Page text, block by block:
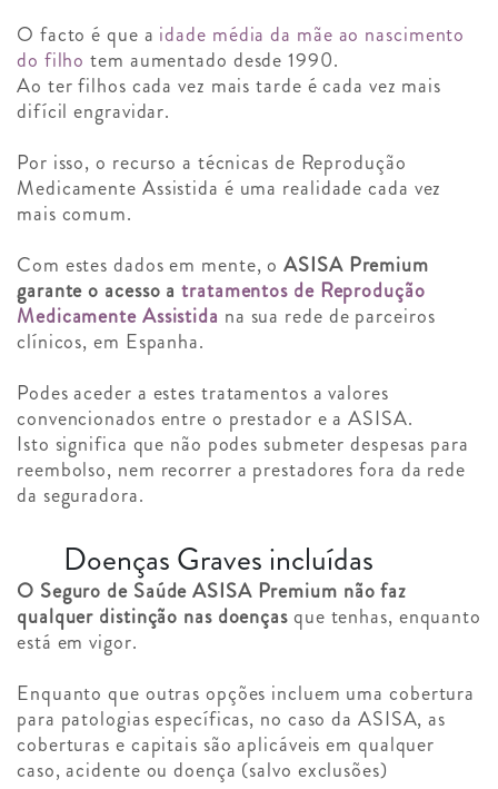
O facto é que a idade média da mãe ao nascimento
do filho tem aumentado desde 1990.
Ao ter filhos cada vez mais tarde é cada vez mais
difícil engravidar.
Por isso, o recurso a técnicas de Reprodução
Medicamente Assistida é uma realidade cada vez
mais comum.
Com estes dados em mente, oASISA Premium
garante o acesso atratamentos de Reprodução
Medicamente Assistida na sua rede de parceiros
clínicos, em Espanha.
Podes aceder a estes tratamentos a valores
convencionados entre o prestador e a ASISA.
Isto significa que não podes submeter despesas para
reembolso, nem recorrer a prestadores fora da rede
da seguradora.
Doenças Graves incluídas
O Seguro de Saúde ASISA Premium não faz
qualquer distinção nas doençasque tenhas, enquanto
está em vigor.
Enquanto que outras opções incluem uma cobertura
para patologias específicas, no caso da ASISA, as
coberturas e capitais são aplicáveis em qualquer
caso, acidente ou doença (salvo exclusões)